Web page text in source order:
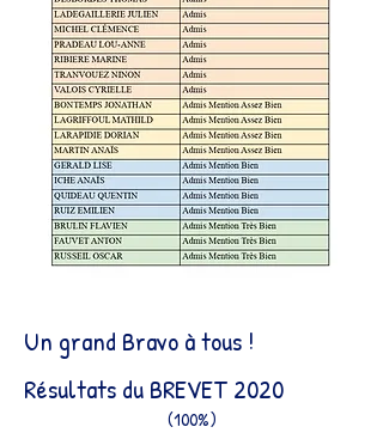
Un grand Bravo à tous !
Résultats du BREVET 2020
(100%)